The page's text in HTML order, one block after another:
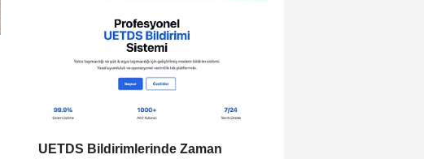
UETDS Bildirimlerinde Zaman